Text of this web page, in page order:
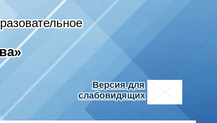
Версия для
слабовидящих